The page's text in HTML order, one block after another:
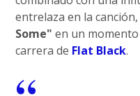
entrelaza en la
Some" en un
carrera de Flat Black.